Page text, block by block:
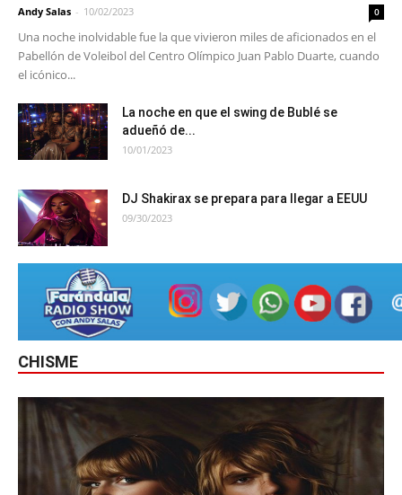
Andy Salas - 10/02/2023 0
Una noche inolvidable fue la que vivieron miles de aficionados en el
Pabellón de Voleibol del Centro Olímpico Juan Pablo Duarte, cuando
el icónico...
La noche en que el swing de Bublé se
adueñó de...
10/01/2023
DJ Shakirax se prepara para llegar a EEUU
09/30/2023
CHISME